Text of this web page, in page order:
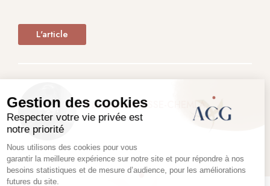
L'article
Pauline MANESSE-CHEMLA
Avocat associé